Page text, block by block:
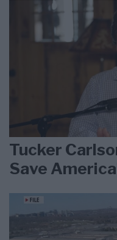
Tucker
Save